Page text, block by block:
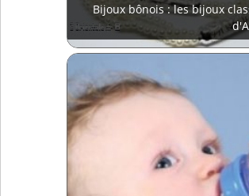
Bijoux bônois : les bijoux